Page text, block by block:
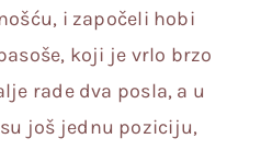
i započeli hobi
koji je vrlo brzo
rade dva posla, a u
još jednu poziciju,